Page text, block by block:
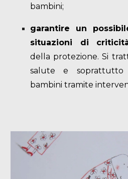
bambini;
garantire un
situazioni di
della protezione. Si
salute e
bambini tramite